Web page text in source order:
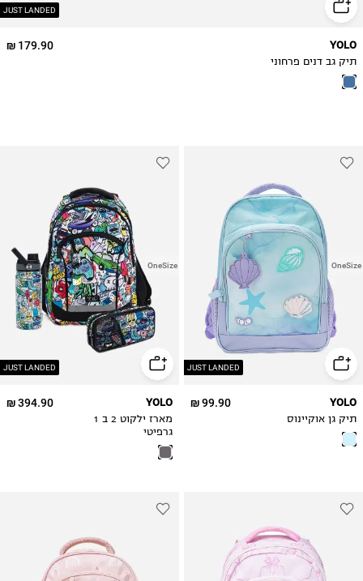
JUST LANDED
179.90 ₪ YOLO
תיק גב דנים פרחוני
JUST LANDED
OneSize
99.90 ₪ YOLO
תיק גן אוקיינוס
JUST LANDED
OneSize
394.90 ₪ YOLO
מארז ילקוט 2 ב 1
גרפיטי